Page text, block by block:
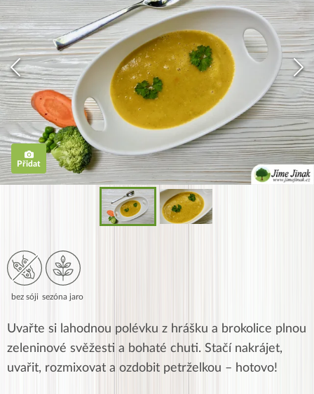
Přidat
bez sóji sezóna jaro
Uvařte si lahodnou polévku z hrášku a brokolice plnou
zeleninové svěžesti a bohaté chuti. Stačí nakrájet,
uvařit, rozmixovat a ozdobit petrželkou – hotovo!